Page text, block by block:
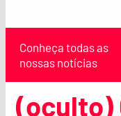
Conheça todas as
nossas notícias
(oculto)